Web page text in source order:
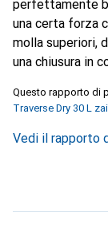
perfettamente
una certa forza
molla superiori,
una chiusura in
Questo rapporto di
Traverse Dry 30 L
Vedi il rapporto